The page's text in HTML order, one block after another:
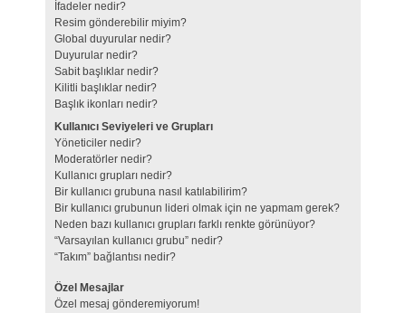
İfadeler nedir?
Resim gönderebilir miyim?
Global duyurular nedir?
Duyurular nedir?
Sabit başlıklar nedir?
Kilitli başlıklar nedir?
Başlık ikonları nedir?
Kullanıcı Seviyeleri ve Grupları
Yöneticiler nedir?
Moderatörler nedir?
Kullanıcı grupları nedir?
Bir kullanıcı grubuna nasıl katılabilirim?
Bir kullanıcı grubunun lideri olmak için ne yapmam gerek?
Neden bazı kullanıcı grupları farklı renkte görünüyor?
“Varsayılan kullanıcı grubu” nedir?
“Takım” bağlantısı nedir?
Özel Mesajlar
Özel mesaj gönderemiyorum!